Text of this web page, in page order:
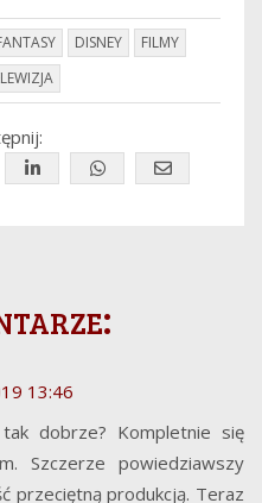
DISNEY
FILMY
13:46
dobrze? Kompletnie się
Szczerze powiedziawszy
przeciętną produkcją. Teraz